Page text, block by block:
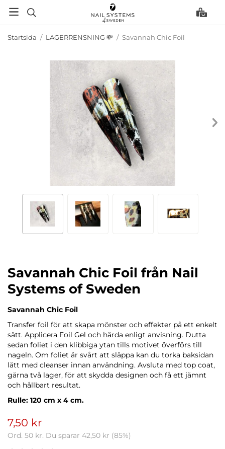
Startsida / LAGERRENSNING 💸 / Savannah Chic Foil
Savannah Chic Foil från Nail
Systems of Sweden
Savannah Chic Foil
Transfer foil för att skapa mönster och effekter på ett enkelt
sätt. Applicera Foil Gel och härda enligt anvisning. Dutta
sedan foliet i den klibbiga ytan tills motivet överförs till
nageln. Om foliet är svårt att släppa kan du torka baksidan
lätt med cleanser innan användning. Avsluta med top coat,
gärna två lager, för att skydda designen och få ett jämnt
och hållbart resultat.
Rulle: 120 cm x 4 cm.
7,50 kr
Ord. 50 kr. Du sparar 42,50 kr (85%)